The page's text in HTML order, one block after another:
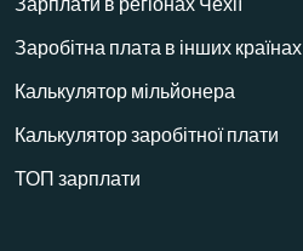
Заробітна плата в інших країнах
Калькулятор мільйонера
Калькулятор заробітної плати
ТОП зарплати